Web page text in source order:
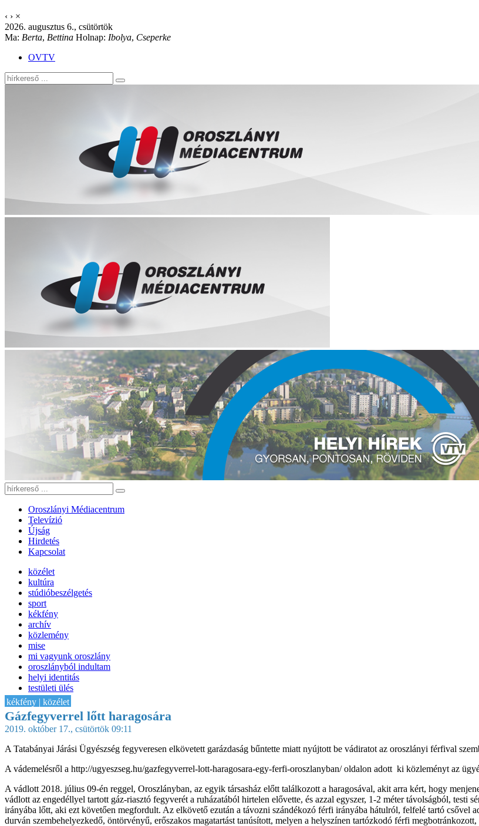
‹ › ×
2026. augusztus 6., csütörtök
Ma: Berta, Bettina Holnap: Ibolya, Cseperke
OVTV
Oroszlányi Médiacentrum
Televízió
Újság
Hirdetés
Kapcsolat
közélet
kultúra
stúdióbeszélgetés
sport
kékfény
archív
közlemény
mise
mi vagyunk oroszlány
oroszlányból indultam
helyi identitás
testületi ülés
IT-HON
kékfény | közélet
Gázfegyverrel lőtt haragosára
2019. október 17., csütörtök 09:11
A Tatabányai Járási Ügyészség fegyveresen elkövetett garázdaság bűntette miatt nyújtott be vádiratot az oroszlányi férfival
A vádemelésről a http://ugyeszseg.hu/gazfegyverrel-lott-haragosara-egy-ferfi-oroszlanyban/ oldalon adott ki közleményt az
A vádlott 2018. július 09-én reggel, Oroszlányban, az egyik társasház előtt találkozott a haragosával, akit arra kért, hogy
vádlott az engedéllyel tartott gáz-riasztó fegyverét a ruházatából hirtelen elővette, és azzal egyszer, 1-2 méter távolságból, testi
irányába lőtt, aki ezt követően megfordult. Az elkövető ezután a távozni szándékozó férfi irányába hátulról, felfelé tartó csővel
durván szembehelyezkedő, öntörvényű, erőszakos magatartást tanúsított, melyen a helyszínen tartózkodó férfi